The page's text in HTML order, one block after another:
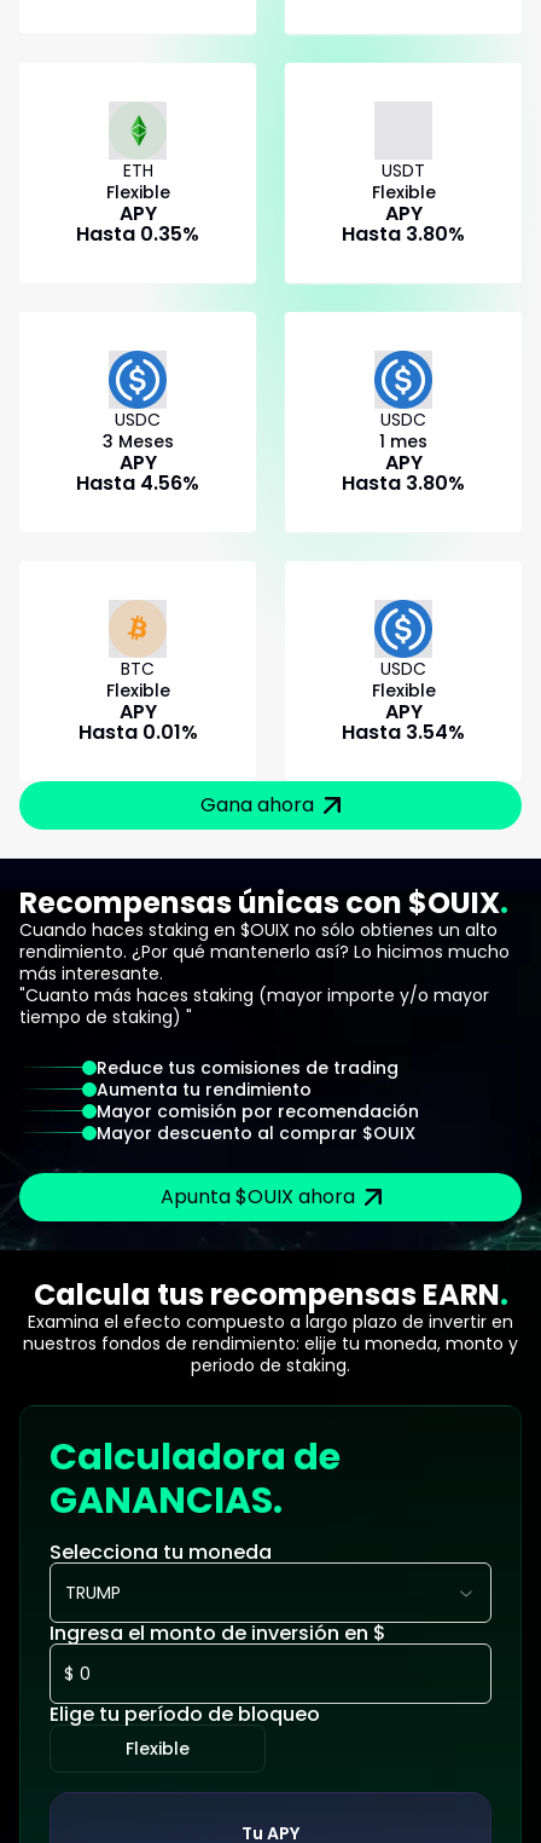
ETH
Flexible
APY
Hasta 0.35%
USDT
Flexible
APY
Hasta 3.80%
USDC
3 Meses
APY
Hasta 4.56%
USDC
1 mes
APY
Hasta 3.80%
BTC
Flexible
APY
Hasta 0.01%
USDC
Flexible
APY
Hasta 3.54%
Gana ahora
Recompensas únicas con $OUIX
Cuando haces staking en $OUIX no sólo obtienes un alto
rendimiento. ¿Por qué mantenerlo así? Lo hicimos mucho
más interesante.
"Cuanto más haces staking (mayor importe y/o mayor
tiempo de staking) "
Reduce tus comisiones de trading
Aumenta tu rendimiento
Mayor comisión por recomendación
Mayor descuento al comprar $OUIX
Apunta $OUIX ahora
Calcula tus recompensas EARN
Examina el efecto compuesto a largo plazo de invertir en
nuestros fondos de rendimiento: elije tu moneda, monto y
periodo de staking.
Calculadora de
GANANCIAS.
Selecciona tu moneda
TRUMP
Ingresa el monto de inversión en $
$
Elige tu período de bloqueo
Flexible
Tu APY